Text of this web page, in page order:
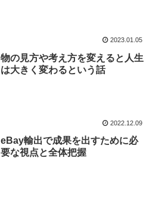
2023.01.05
物の見方や考え方を変えると人生
は大きく変わるという話
2022.12.09
eBay輸出で成果を出すために必
要な視点と全体把握